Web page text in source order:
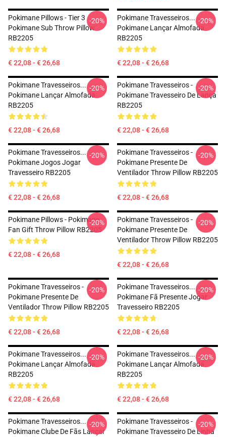
Pokimane Pillows - Tier 3
Pokimane Sub Throw Pillow
RB2205
€ 22,08 - € 26,68
-20%
Pokimane Travesseiros...
Pokimane Lançar Almofada
RB2205
€ 22,08 - € 26,68
-20%
Pokimane Travesseiros...
Pokimane Lançar Almofada
RB2205
€ 22,08 - € 26,68
-20%
Pokimane Travesseiros -
Pokimane Travesseiro De Lança
RB2205
€ 22,08 - € 26,68
-20%
Pokimane Travesseiros...
Pokimane Jogos Jogar
Travesseiro RB2205
€ 22,08 - € 26,68
-20%
Pokimane Travesseiros -
Pokimane Presente De
Ventilador Throw Pillow RB2205
€ 22,08 - € 26,68
-20%
Pokimane Pillows - Pokimane
Fan Gift Throw Pillow RB2205
€ 22,08 - € 26,68
-20%
Pokimane Travesseiros -
Pokimane Presente De
Ventilador Throw Pillow RB2205
€ 22,08 - € 26,68
-20%
Pokimane Travesseiros -
Pokimane Presente De
Ventilador Throw Pillow RB2205
€ 22,08 - € 26,68
-20%
Pokimane Travesseiros...
Pokimane Fã Presente Jogar
Travesseiro RB2205
€ 22,08 - € 26,68
-20%
Pokimane Travesseiros...
Pokimane Lançar Almofada
RB2205
€ 22,08 - € 26,68
-20%
Pokimane Travesseiros...
Pokimane Lançar Almofada
RB2205
€ 22,08 - € 26,68
-20%
Pokimane Travesseiros...
Pokimane Clube De Fãs Lançar
-20%
Pokimane Travesseiros -
Pokimane Travesseiro De Linha
-20%